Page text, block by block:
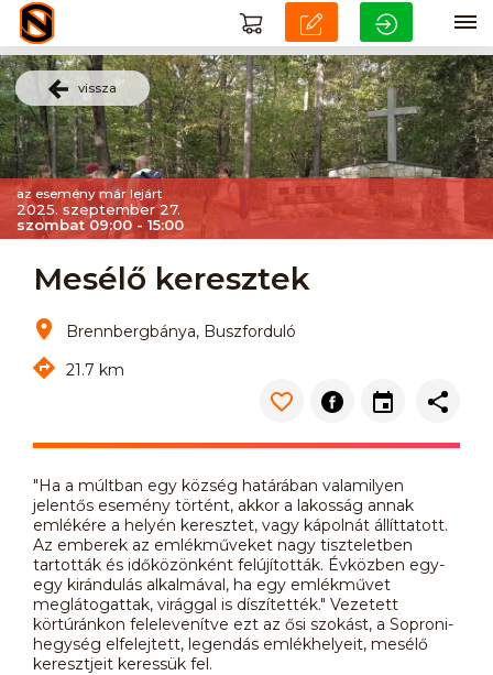
vissza
az esemény már lejárt
2025. szeptember 27.
szombat 09:00 - 15:00
Mesélő keresztek
Brennbergbánya, Buszforduló
21.7 km
"Ha a múltban egy község határában valamilyen
jelentős esemény történt, akkor a lakosság annak
emlékére a helyén keresztet, vagy kápolnát állíttatott.
Az emberek az emlékműveket nagy tiszteletben
tartották és időközönként felújították. Évközben egy-
egy kirándulás alkalmával, ha egy emlékművet
meglátogattak, virággal is díszítették." Vezetett
körtúránkon felelevenítve ezt az ősi szokást, a Soproni-
hegység elfelejtett, legendás emlékhelyeit, mesélő
keresztjeit keressük fel.